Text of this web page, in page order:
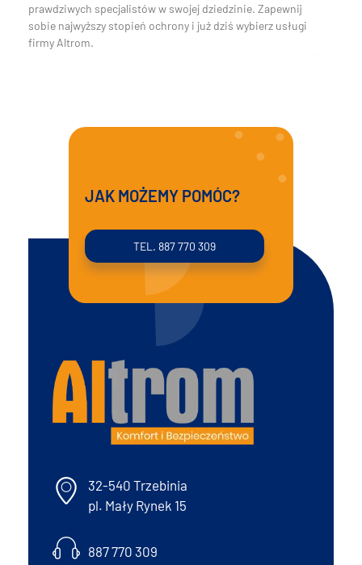
prawdziwych specjalistów w swojej dziedzinie. Zapewnij
sobie najwyższy stopień ochrony i już dziś wybierz usługi
firmy Altrom.
JAK MOŻEMY POMÓC?
TEL. 887 770 309
32-540 Trzebinia
pl. Mały Rynek 15
887 770 309